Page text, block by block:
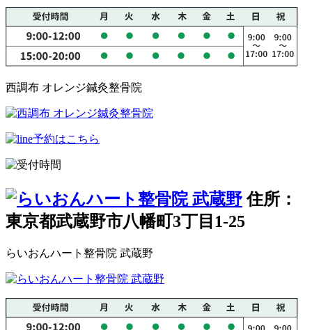
西調布 オレンジ鍼灸整骨院
住所：
東京都武蔵野市八幡町3丁目1-25
らいおんハート整骨院 武蔵野